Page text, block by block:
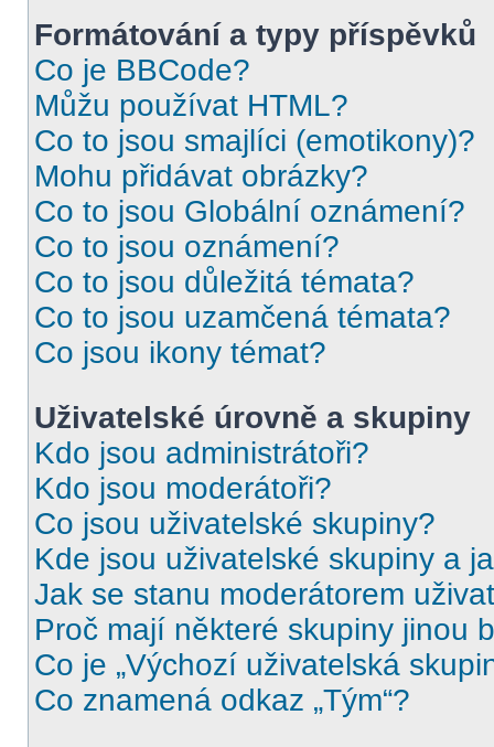
Formátování a typy příspěvků
Co je BBCode?
Můžu používat HTML?
Co to jsou smajlíci (emotikony)?
Mohu přidávat obrázky?
Co to jsou Globální oznámení?
Co to jsou oznámení?
Co to jsou důležitá témata?
Co to jsou uzamčená témata?
Co jsou ikony témat?
Uživatelské úrovně a skupiny
Kdo jsou administrátoři?
Kdo jsou moderátoři?
Co jsou uživatelské skupiny?
Kde jsou uživatelské skupiny a
Jak se stanu moderátorem
Proč mají některé skupiny jinou
Co je „Výchozí uživatelská
Co znamená odkaz „Tým“?